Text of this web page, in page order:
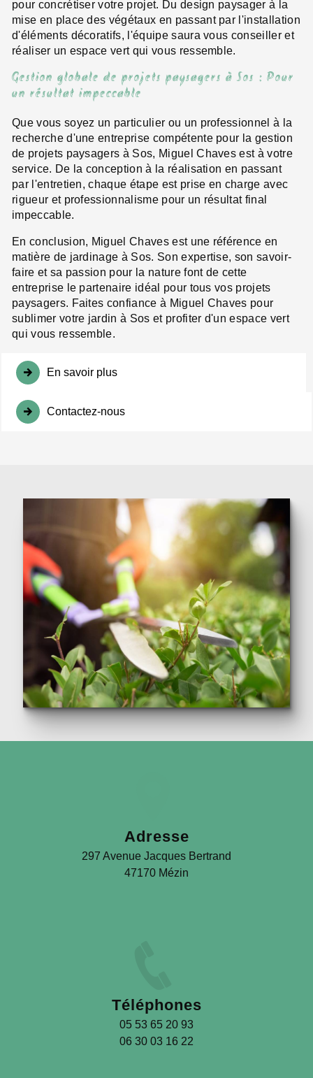
pour concrétiser votre projet. Du design paysager à la
mise en place des végétaux en passant par l'installation
d'éléments décoratifs, l'équipe saura vous conseiller et
réaliser un espace vert qui vous ressemble.
Gestion globale de projets paysagers à Sos : Pour
un résultat impeccable
Que vous soyez un particulier ou un professionnel à la
recherche d'une entreprise compétente pour la gestion
de projets paysagers à Sos, Miguel Chaves est à votre
service. De la conception à la réalisation en passant
par l'entretien, chaque étape est prise en charge avec
rigueur et professionnalisme pour un résultat final
impeccable.
En conclusion, Miguel Chaves est une référence en
matière de jardinage à Sos. Son expertise, son savoir-
faire et sa passion pour la nature font de cette
entreprise le partenaire idéal pour tous vos projets
paysagers. Faites confiance à Miguel Chaves pour
sublimer votre jardin à Sos et profiter d'un espace vert
qui vous ressemble.
En savoir plus
Contactez-nous
Adresse
297 Avenue Jacques Bertrand
47170 Mézin
Téléphones
05 53 65 20 93
06 30 03 16 22